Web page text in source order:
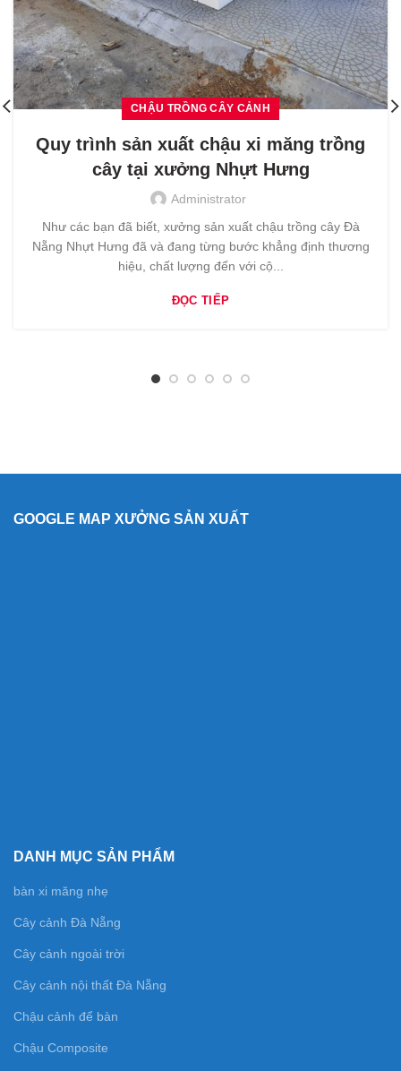
CHẬU TRỒNG CÂY CẢNH
Quy trình sản xuất chậu xi măng trồng
cây tại xưởng Nhựt Hưng
Administrator
Như các bạn đã biết, xưởng sản xuất chậu trồng cây Đà
Nẵng Nhựt Hưng đã và đang từng bước khẳng định thương
hiệu, chất lượng đến với cộ...
ĐỌC TIẾP
GOOGLE MAP XƯỞNG SẢN XUẤT
DANH MỤC SẢN PHẨM
bàn xi măng nhẹ
Cây cảnh Đà Nẵng
Cây cảnh ngoài trời
Cây cảnh nội thất Đà Nẵng
Chậu cảnh để bàn
Chậu Composite